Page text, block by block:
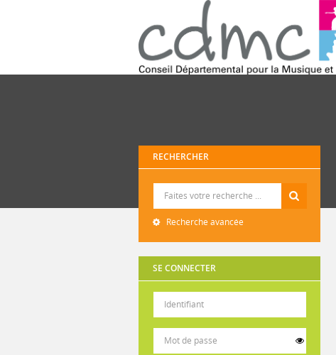
RECHERCHER
Recherche avancée
SE CONNECTER